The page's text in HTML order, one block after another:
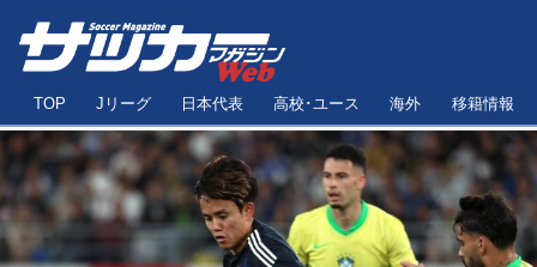
TOP Jリーグ 日本代表 高校･ユース 海外 移籍情報